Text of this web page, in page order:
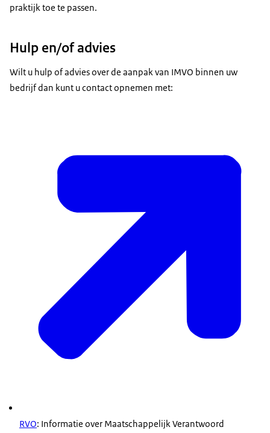
praktijk toe te passen.
Hulp en/of advies
Wilt u hulp of advies over de aanpak van IMVO binnen uw
bedrijf dan kunt u contact opnemen met:
RVO: Informatie over Maatschappelijk Verantwoord